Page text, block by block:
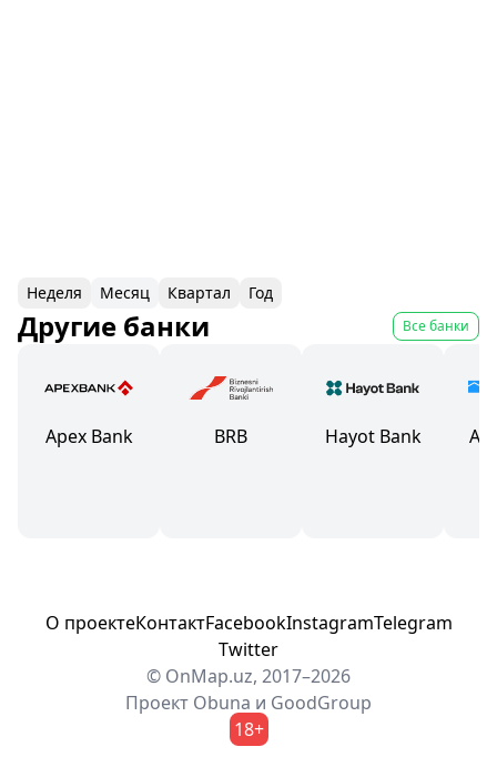
Неделя Месяц Квартал Год
Другие банки Все банки
Apex Bank BRB Hayot Bank
О проектеКонтактFacebookInstagramTelegram
Twitter
© OnMap.uz, 2017–2026
Проект Obuna и GoodGroup
18+